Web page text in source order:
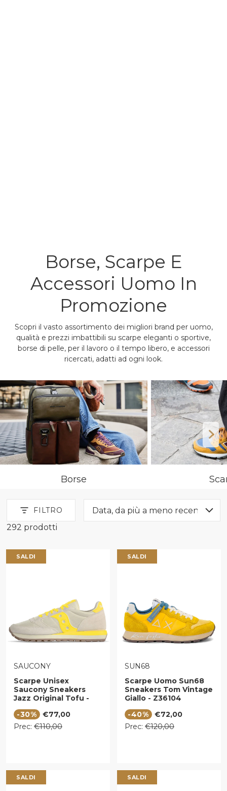
Borse, Scarpe E
Accessori Uomo In
Promozione
Scopri il vasto assortimento dei migliori brand per uomo,
qualità e prezzi imbattibili su scarpe eleganti o sportive,
borse di pelle, per il lavoro o il tempo libero, e accessori
ricercati, adatti ad ogni look.
Borse
FILTRO
292 prodotti
Saldi Uomo
SALDI
VENDITORE:
SAUCONY
Scarpe Unisex
Saucony Sneakers
Jazz Original Tofu -
-30%
Prezzo di vendita
€77,00
Prezzo regolare
Prec: €110,00
SALDI
VENDITORE:
SUN68
Scarpe Uomo Sun68
Sneakers Tom Vintage
Giallo - Z36104
-40%
Prezzo di vendita
€72,00
Prezzo regolare
Prec: €120,00
SALDI SALDI